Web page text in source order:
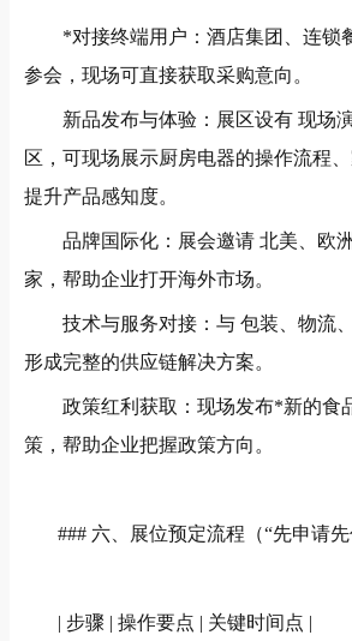
*对接终端用户：酒店集团、连锁
参会，现场可直接获取采购意向。
新品发布与体验：展区设有 现场
区，可现场展示厨房电器的操作流程
提升产品感知度。
品牌国际化：展会邀请 北美、欧
家，帮助企业打开海外市场。
技术与服务对接：与 包装、物流
形成完整的供应链解决方案。
政策红利获取：现场发布*新的食
策，帮助企业把握政策方向。
### 六、展位预定流程（“先申请
| 步骤 | 操作要点 | 关键时间点 |